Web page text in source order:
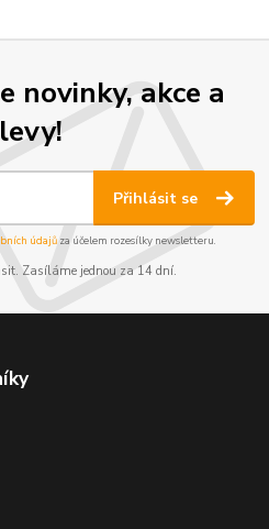
novinky, akce a
Přihlásit se
údajůza účelem rozesílky newsletteru.
Zasíláme jednou za 14 dní.